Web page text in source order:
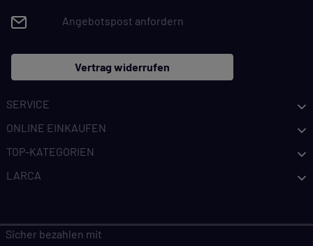
Angebotspost anfordern
Vertrag widerrufen
SERVICE
ONLINE EINKAUFEN
TOP-KATEGORIEN
LARCA
Sicher bezahlen mit